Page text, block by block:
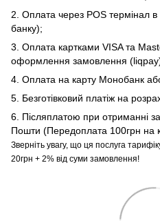
2. Оплата через POS термінал в
банку);
3. Оплата картками VISA та
оформлення замовлення
4. Оплата на карту Монобанк
5. Безготівковий платіж на
6. Післяплатою при отриманні
Пошти (Передоплата 100грн на
Зверніть увагу, що ця послуга
20грн + 2% від суми замовлення!